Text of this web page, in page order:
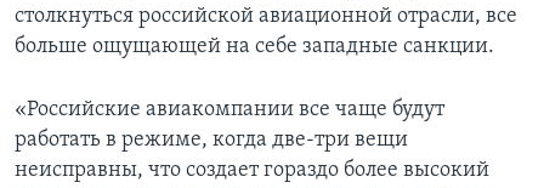
столкнуться российской авиационной отрасли, все
больше ощущающей на себе западные санкции.
«Российские авиакомпании все чаще будут
работать в режиме, когда две-три вещи
неисправны, что создает гораздо более высокий